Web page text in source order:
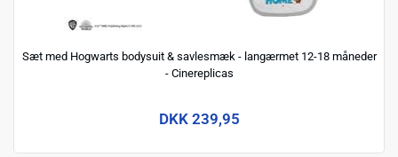
Sæt med Hogwarts bodysuit & savlesmæk - langærmet 12-18 måneder
- Cinereplicas
DKK 239,95